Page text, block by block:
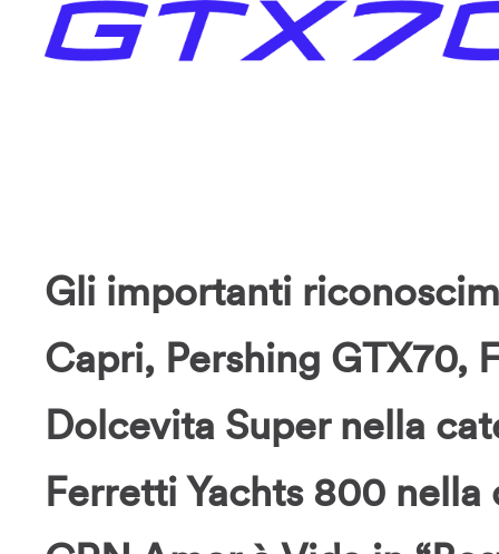
Gli importanti
Capri, Pershing GTX70,
Dolcevita Super nella
Ferretti Yachts 800 nella